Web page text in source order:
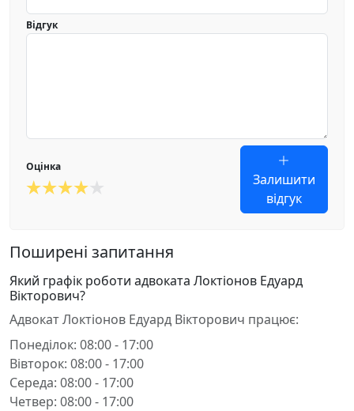
Відгук
Оцінка
Залишити
відгук
Поширені запитання
Який графік роботи адвоката Локтіонов Едуард
Вікторович?
Адвокат Локтіонов Едуард Вікторович працює:
Понеділок: 08:00 - 17:00
Вівторок: 08:00 - 17:00
Середа: 08:00 - 17:00
Четвер: 08:00 - 17:00